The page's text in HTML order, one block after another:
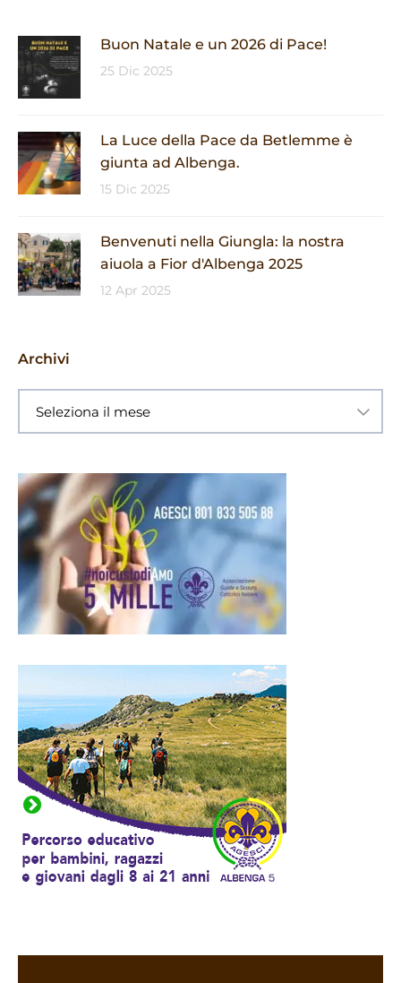
Buon Natale e un 2026 di Pace!
25 Dic 2025
La Luce della Pace da Betlemme è
giunta ad Albenga.
15 Dic 2025
Benvenuti nella Giungla: la nostra
aiuola a Fior d'Albenga 2025
12 Apr 2025
Archivi